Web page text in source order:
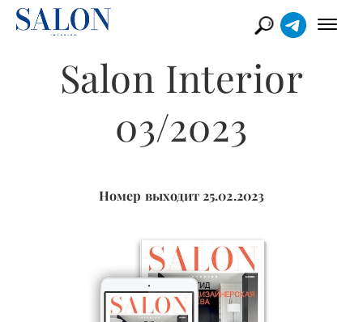
Salon Interior
03/2023
Номер выходит 25.02.2023